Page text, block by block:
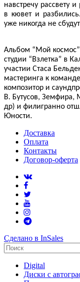
навстречу рассвету
в кювет и
уже никогда не
Альбом “Мой
студии “Взлетка” в
участии Стаса
мастеринга к
композитор и
В. Бутусов, Земфира,
др) и филигранно
Юности.
Доставка
Оплата
Контакты
Договор-оферта
Сделано в InSales
Digital
Диски с